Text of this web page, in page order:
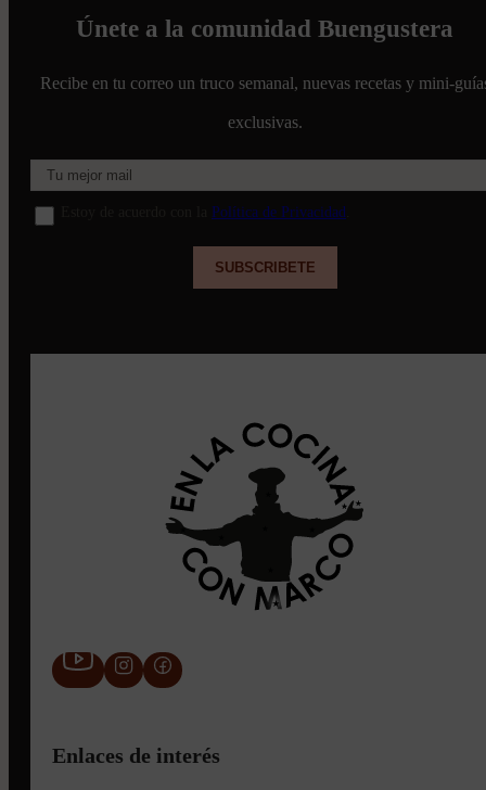
Únete a la comunidad Buengustera
Recibe en tu correo un truco semanal, nuevas recetas y mini-
exclusivas.
Política de Privacidad
Enlaces de interés